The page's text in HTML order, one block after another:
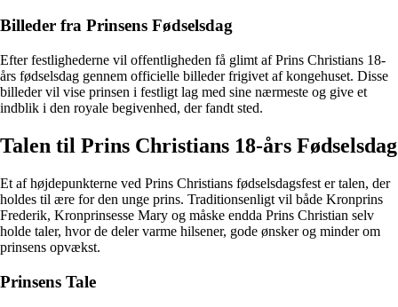
Billeder fra Prinsens Fødselsdag
Efter festlighederne vil offentligheden få glimt af Prins Christians 18-
års fødselsdag gennem officielle billeder frigivet af kongehuset. Disse
billeder vil vise prinsen i festligt lag med sine nærmeste og give et
indblik i den royale begivenhed, der fandt sted.
Talen til Prins Christians 18-års Fødselsdag
Et af højdepunkterne ved Prins Christians fødselsdagsfest er talen, der
holdes til ære for den unge prins. Traditionsenligt vil både Kronprins
Frederik, Kronprinsesse Mary og måske endda Prins Christian selv
holde taler, hvor de deler varme hilsener, gode ønsker og minder om
prinsens opvækst.
Prinsens Tale